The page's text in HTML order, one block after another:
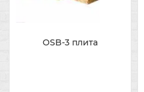
OSB-3 плита